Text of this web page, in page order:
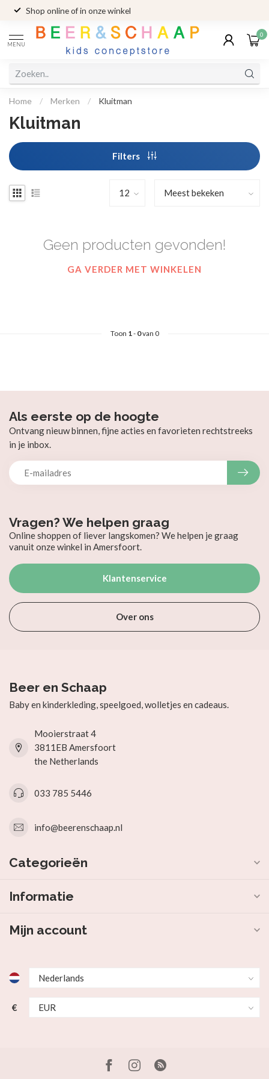
Shop online of in onze winkel
MENU
0
Home / Merken / Kluitman
Kluitman
Filters
Geen producten gevonden!
GA VERDER MET WINKELEN
Toon 1- 0van 0
Vragen? We helpen graag
Online shoppen of liever langskomen? We helpen je graag
vanuit onze winkel in Amersfoort.
Klantenservice
Over ons
Als eerste op de hoogte
Ontvang nieuw binnen, fijne acties en favorieten rechtstreeks
in je inbox.
Beer en Schaap
Baby en kinderkleding, speelgoed, wolletjes en cadeaus.
Mooierstraat 4
3811EB Amersfoort
the Netherlands
033 785 5446
info@beerenschaap.nl
Categorieën
Informatie
Mijn account
€